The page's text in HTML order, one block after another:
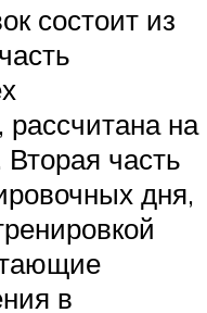
состоит из
на
часть
дня,
в